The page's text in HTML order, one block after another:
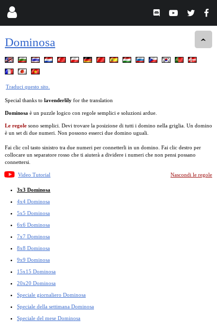
Dominosa
Traduci questo sito.
Special thanks to lavenderlily for the translation
Dominosa è un puzzle logico con regole semplici e soluzioni ardue.
Le regole sono semplici. Devi trovare la posizione di tutti i domino nella griglia. Un domino
è un set di due numeri. Non possono esserci due domino uguali.
Fai clic col tasto sinistro tra due numeri per connetterli in un domino. Fai clic destro per
collocare un separatore rosso che ti aiuterà a dividere i numeri che non pensi possano
connettersi.
Video Tutorial Nascondi le regole
3x3 Dominosa
4x4 Dominosa
5x5 Dominosa
6x6 Dominosa
7x7 Dominosa
8x8 Dominosa
9x9 Dominosa
15x15 Dominosa
20x20 Dominosa
Speciale giornaliero Dominosa
Speciale della settimana Dominosa
Speciale del mese Dominosa